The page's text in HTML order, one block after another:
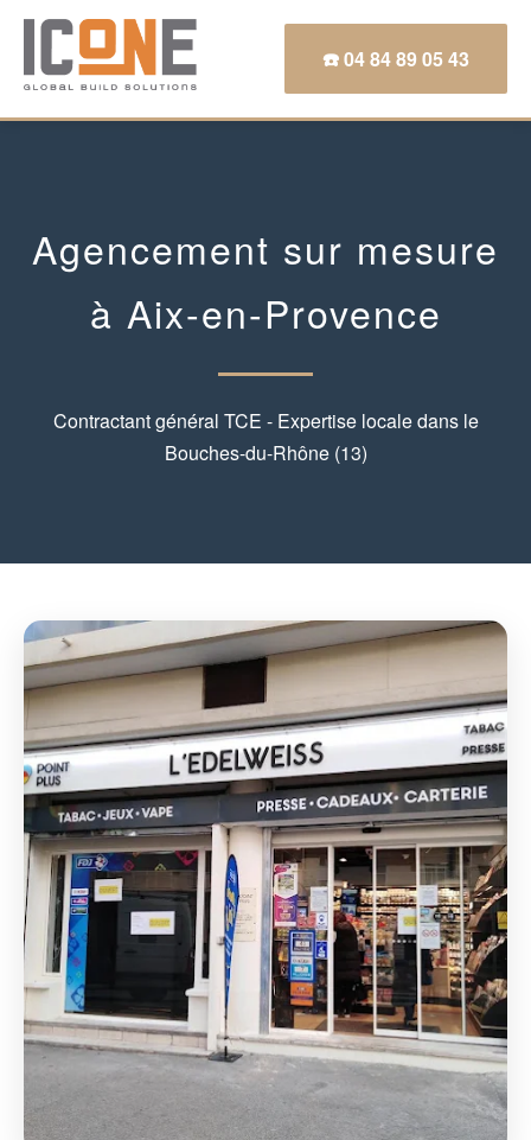
☎️ 04 84 89 05 43
Agencement sur mesure
à Aix-en-Provence
Contractant général TCE - Expertise locale dans le
Bouches-du-Rhône (13)